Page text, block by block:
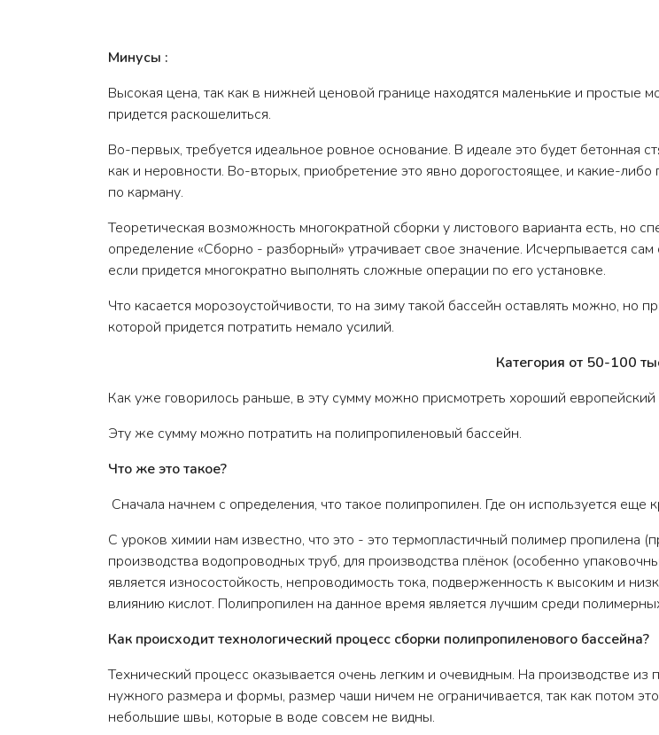
Минусы :
Высокая цена, так как в нижней ценовой границе находятся маленькие и простые
придется раскошелиться.
Во-первых, требуется идеальное ровное основание. В идеале это будет бетонная
как и неровности. Во-вторых, приобретение это явно дорогостоящее, и какие-
по карману.
Теоретическая возможность многократной сборки у листового варианта есть, но
определение «Сборно - разборный» утрачивает свое значение. Исчерпывается
если придется многократно выполнять сложные операции по его установке.
Что касается морозоустойчивости, то на зиму такой бассейн оставлять можно, но
которой придется потратить немало усилий.
Категория от 50-100
Как уже говорилось раньше, в эту сумму можно присмотреть хороший европейский
Эту же сумму можно потратить на полипропиленовый бассейн.
Что же это такое?
Сначала начнем с определения, что такое полипропилен. Где он используется
С уроков химии нам известно, что это - это термопластичный полимер пропилена
производства водопроводных труб, для производства плёнок (особенно
является износостойкость, непроводимость тока, подверженность к высоким и
влиянию кислот. Полипропилен на данное время является лучшим среди
Как происходит технологический процесс сборки полипропиленового бассейна?
Технический процесс оказывается очень легким и очевидным. На производстве
нужного размера и формы, размер чаши ничем не ограничивается, так как потом
небольшие швы, которые в воде совсем не видны.